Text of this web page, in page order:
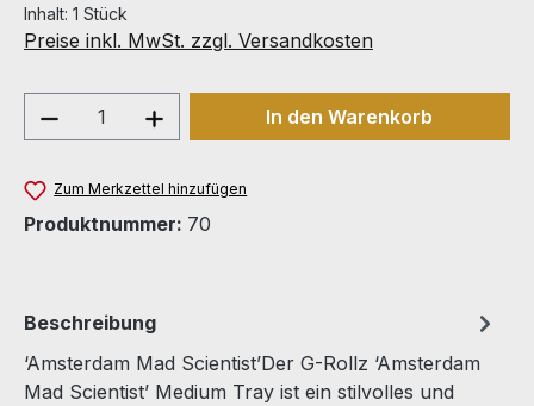
Inhalt: 1 Stück
Preise inkl. MwSt. zzgl. Versandkosten
Produkt Anzahl: Gib denIn den Warenkorb
Zum Merkzettel hinzufügen
Produktnummer: 70
Beschreibung
‘Amsterdam Mad Scientist’Der G-Rollz ‘Amsterdam
Mad Scientist’ Medium Tray ist ein stilvolles und